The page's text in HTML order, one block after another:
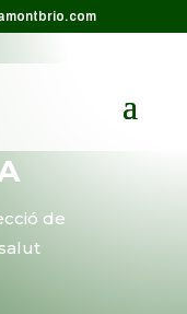
de